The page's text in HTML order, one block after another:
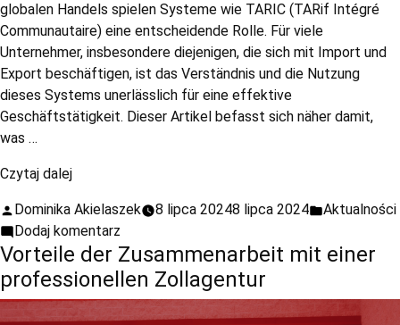
globalen Handels spielen Systeme wie TARIC (TARif Intégré
Communautaire) eine entscheidende Rolle. Für viele
Unternehmer, insbesondere diejenigen, die sich mit Import und
Export beschäftigen, ist das Verständnis und die Nutzung
dieses Systems unerlässlich für eine effektive
Geschäftstätigkeit. Dieser Artikel befasst sich näher damit,
was …
Czytaj dalej
Dominika Akielaszek 8 lipca 20248 lipca 2024
Aktualności
Dodaj komentarz
Vorteile der Zusammenarbeit mit einer
professionellen Zollagentur